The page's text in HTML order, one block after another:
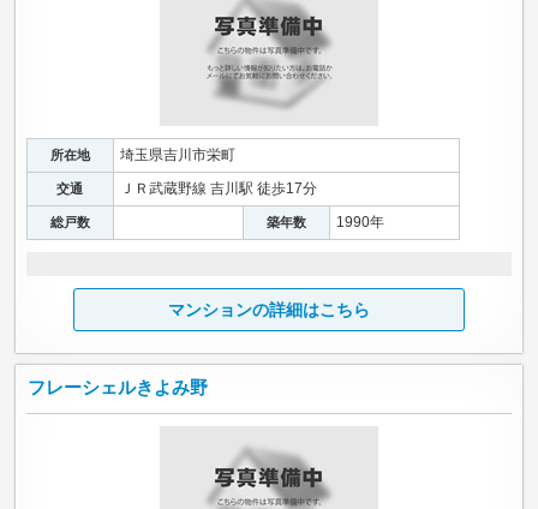
所在地 埼玉県吉川市栄町
交通 ＪＲ武蔵野線 吉川駅 徒歩17分
総戸数 築年数 1990年
マンションの詳細はこちら
フレーシェルきよみ野